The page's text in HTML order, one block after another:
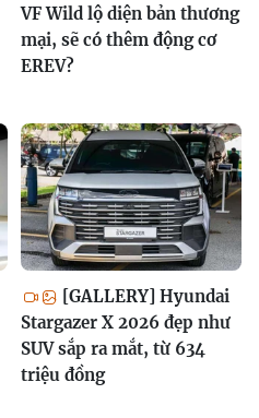
VF Wild lộ diện bản thương
mại, sẽ có thêm động cơ
EREV?
[GALLERY] Hyundai
Stargazer X 2026 đẹp như
SUV sắp ra mắt, từ 634
triệu đồng